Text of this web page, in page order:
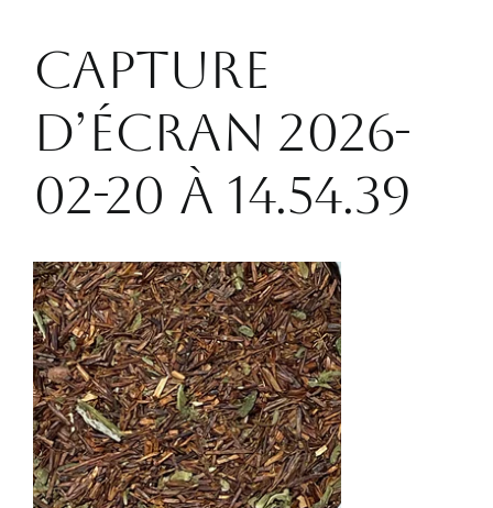
CONTACT
Capture
d’écran 2026-
02-20 à 14.54.39